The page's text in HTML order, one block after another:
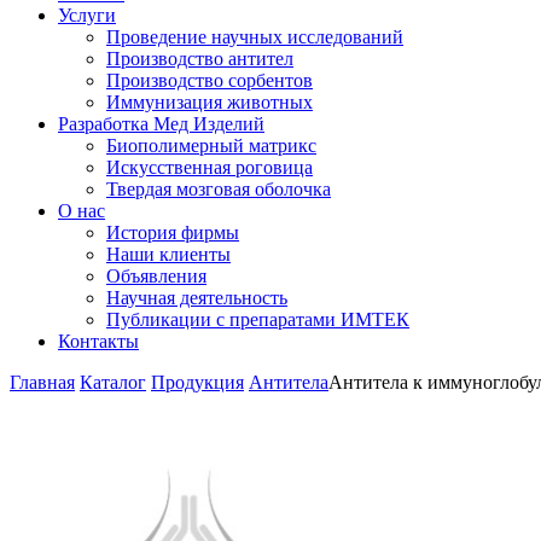
Услуги
Проведение научных исследований
Производство антител
Производство сорбентов
Иммунизация животных
Разработка Мед Изделий
Биополимерный матрикс
Искусственная роговица
Твердая мозговая оболочка
О нас
История фирмы
Наши клиенты
Объявления
Научная деятельность
Публикации с препаратами ИМТЕК
Контакты
Главная Каталог Продукция АнтителаАнтитела к